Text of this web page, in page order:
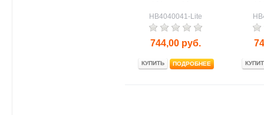
HB4040041-Lite
744,00 руб.
КУПИТЬ ПОДРОБНЕЕ